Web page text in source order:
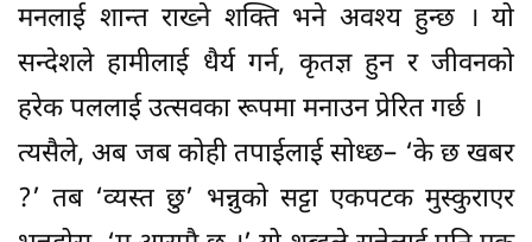
मनलाई शान्त राख्ने शक्ति भने अवश्य हुन्छ । यो
सन्देशले हामीलाई धैर्य गर्न, कृतज्ञ हुन र जीवनको
हरेक पललाई उत्सवका रूपमा मनाउन प्रेरित गर्छ ।
त्यसैले, अब जब कोही तपाईलाई सोध्छ– ‘के छ खबर
?’ तब ‘व्यस्त छु’ भन्नुको सट्टा एकपटक मुस्कुराएर